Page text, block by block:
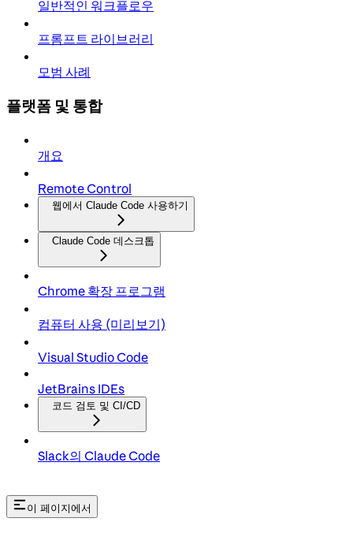
일반적인 워크플로우
프롬프트 라이브러리
모범 사례
플랫폼 및 통합
개요
Remote Control
웹에서 Claude Code 사용하기
Claude Code 데스크톱
Chrome 확장 프로그램
컴퓨터 사용 (미리보기)
Visual Studio Code
JetBrains IDEs
코드 검토 및 CI/CD
Slack의 Claude Code
이 페이지에서